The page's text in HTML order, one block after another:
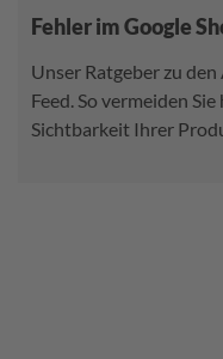
Fehler im Google
Unser Ratgeber zu
Feed. So vermeiden
Sichtbarkeit Ihrer